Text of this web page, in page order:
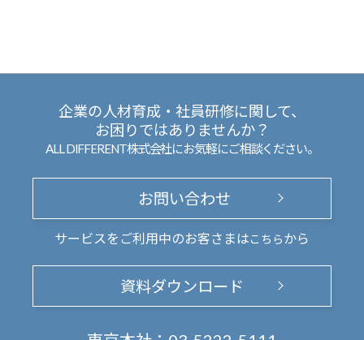
企業の人材育成・社員研修に関して、
お困りではありませんか？
ALL DIFFERENT株式会社にお気軽にご相談ください。
お問い合わせ
サービスをご利用中のお客さまはこちらから
資料ダウンロード